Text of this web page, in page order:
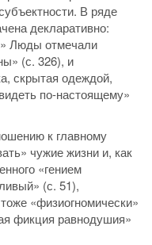
В ряде
декларативно:
Люды отмечали
(с. 326), и
скрытая одеждой,
по-настоящему»
к главному
чужие жизни и, как
«гением
(с. 51),
«физиогномически»
фикция равнодушия»